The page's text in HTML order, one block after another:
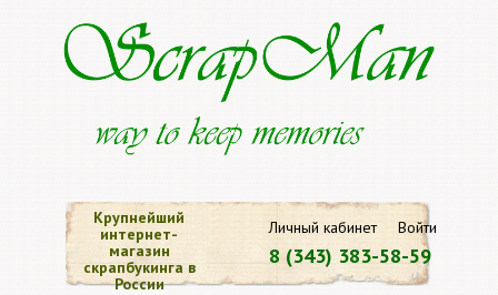
Личный кабинет Войти
8 (343) 383-58-59
Крупнейший
интернет-
магазин
скрапбукинга в
России